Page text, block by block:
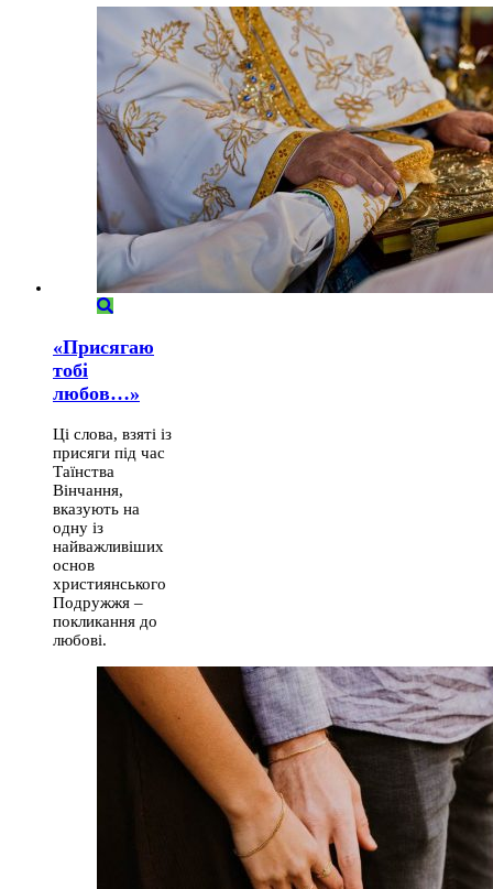
«Присягаю
тобі
любов…»
Ці слова, взяті із
присяги під час
Таїнства
Вінчання,
вказують на
одну із
найважливіших
основ
християнського
Подружжя –
покликання до
любові.